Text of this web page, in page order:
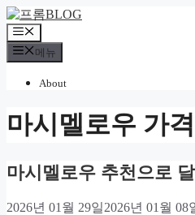
컨
텐
츠
로
뛰
기
메
뉴
메뉴
About
마시멜로우 가격
마시멜로우 추천으로
2026년 01월 29일2026년 01월 08